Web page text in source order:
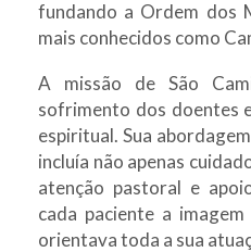
fundando a Ordem dos
mais conhecidos como
A missão de São
sofrimento dos doentes
espiritual. Sua
incluía não apenas
atenção pastoral e
cada paciente a
orientava toda a sua